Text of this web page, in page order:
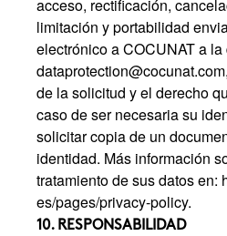
acceso, rectificación,
limitación y portabilidad
electrónico a COCUNAT a la
dataprotection@cocunat.com,
de la solicitud y el derecho
caso de ser necesaria su
solicitar copia de un
identidad. Más información
tratamiento de sus datos en:
es/pages/privacy-policy.
10. RESPONSABILIDAD